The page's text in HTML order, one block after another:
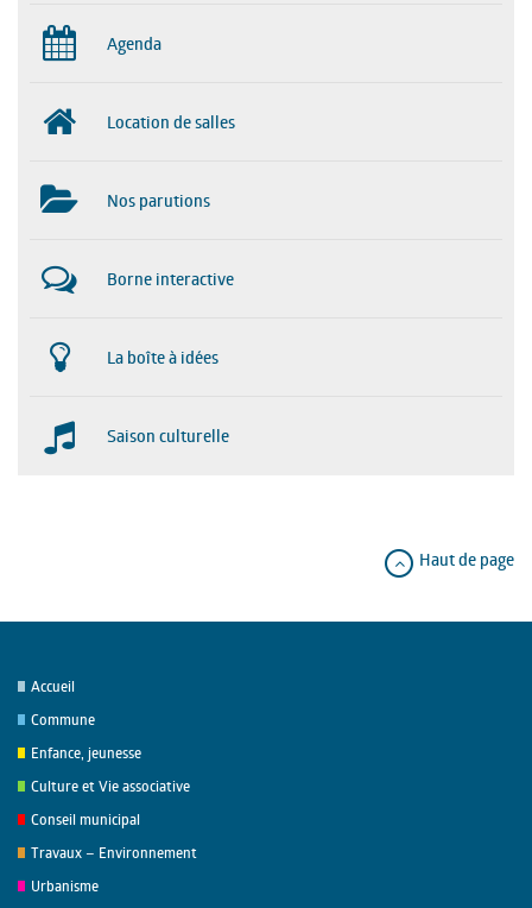
Agenda
Location de salles
Nos parutions
Borne interactive
La boîte à idées
Saison culturelle
Haut de page
Accueil
Commune
Enfance, jeunesse
Culture et Vie associative
Conseil municipal
Travaux – Environnement
Urbanisme